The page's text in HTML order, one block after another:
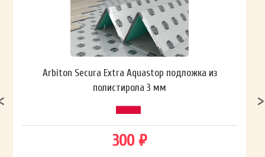
Arbiton Secura Extra Aquastop подложка из
полистирола 3 мм
300 ₽